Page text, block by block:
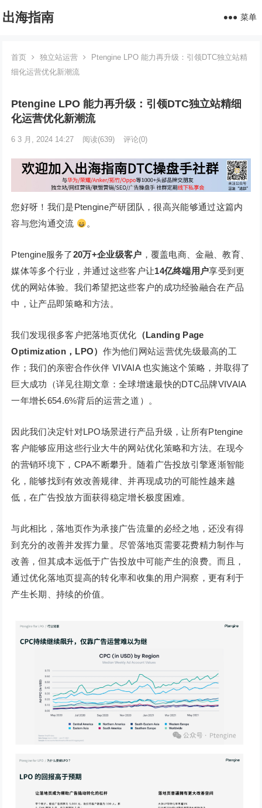
出海指南 菜单
首页 独立站运营
Ptengine LPO 能力再升级：引领DTC独立站精
细化运营优化新潮流
Ptengine LPO 能力再升级：引领DTC独立站精细
化运营优化新潮流
6 3 月, 2024 14:27 阅读(639) 评论(0)
您好呀！我们是Ptengine产研团队，很高兴能够通过这篇内
容与您沟通交流
。
Ptengine服务了20万+企业级客户 ，覆盖电商、金融、教育、
媒体等多个行业，并通过这些客户让14亿终端用户享受到更
优的网站体验。我们希望把这些客户的成功经验融合在产品
中，让产品即策略和方法。
我们发现很多客户把落地页优化 （Landing Page
Optimization，LPO） 作为他们网站运营优先级最高的工
作；我们的亲密合作伙伴 VIVAIA 也实施这个策略，并取得了
巨大成功（详见往期文章：全球增速最快的DTC品牌VIVAIA
一年增长654.6%背后的运营之道）。
因此我们决定针对LPO场景进行产品升级，让所有Ptengine
客户能够应用这些行业大牛的网站优化策略和方法。在现今
的营销环境下，CPA不断攀升。随着广告投放引擎逐渐智能
化，能够找到有效改善规律、并再现成功的可能性越来越
低，在广告投放方面获得稳定增长极度困难。
与此相比，落地页作为承接广告流量的必经之地，还没有得
到充分的改善并发挥力量。尽管落地页需要花费精力制作与
改善，但其成本远低于广告投放中可能产生的浪费。而且，
通过优化落地页提高的转化率和收集的用户洞察，更有利于
产生长期、持续的价值。